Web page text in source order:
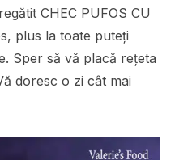
CHEC PUFOS CU
plus la toate puteți
Sper să vă placă rețeta
doresc o zi cât mai